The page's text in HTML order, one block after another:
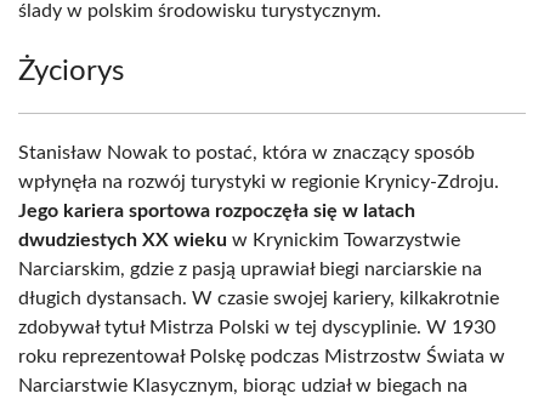
ślady w polskim środowisku turystycznym.
Życiorys
Stanisław Nowak to postać, która w znaczący sposób
wpłynęła na rozwój turystyki w regionie Krynicy-Zdroju.
Jego kariera sportowa rozpoczęła się w latach
dwudziestych XX wieku w Krynickim Towarzystwie
Narciarskim, gdzie z pasją uprawiał biegi narciarskie na
długich dystansach. W czasie swojej kariery, kilkakrotnie
zdobywał tytuł Mistrza Polski w tej dyscyplinie. W 1930
roku reprezentował Polskę podczas Mistrzostw Świata w
Narciarstwie Klasycznym, biorąc udział w biegach na